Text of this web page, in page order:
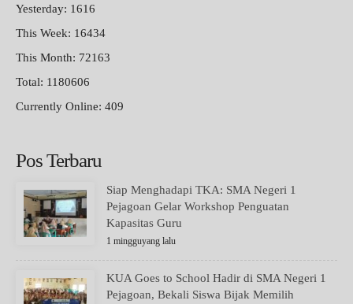
Yesterday: 1616
This Week: 16434
This Month: 72163
Total: 1180606
Currently Online: 409
Pos Terbaru
Siap Menghadapi TKA: SMA Negeri 1
Pejagoan Gelar Workshop Penguatan
Kapasitas Guru
1 mingguyang lalu
KUA Goes to School Hadir di SMA Negeri 1
Pejagoan, Bekali Siswa Bijak Memilih